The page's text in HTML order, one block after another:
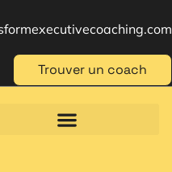
Trouver un coach